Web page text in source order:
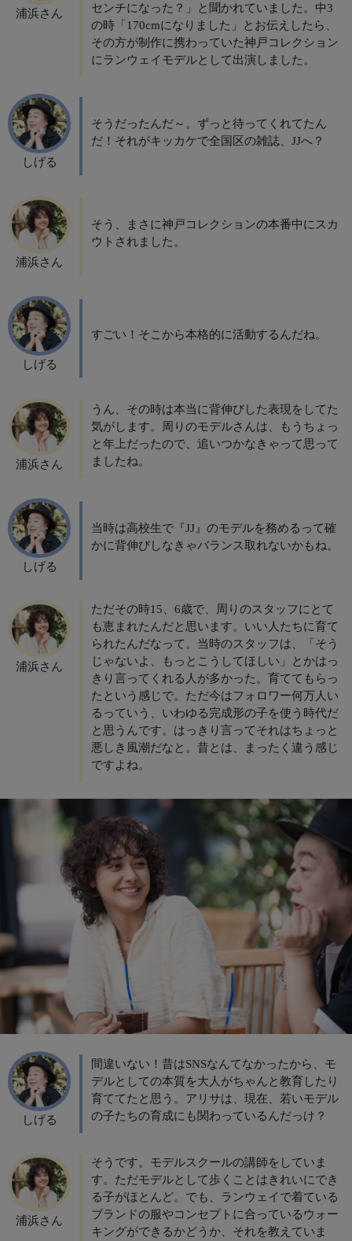
浦浜さん
センチになった？」と聞かれていました。中3
の時「170cmになりました」とお伝えしたら、
その方が制作に携わっていた神戸コレクション
にランウェイモデルとして出演しました。
しげる
そうだったんだ～。ずっと待ってくれてたん
だ！それがキッカケで全国区の雑誌、JJへ？
浦浜さん
そう、まさに神戸コレクションの本番中にスカ
ウトされました。
しげる
すごい！そこから本格的に活動するんだね。
浦浜さん
うん、その時は本当に背伸びした表現をしてた
気がします。周りのモデルさんは、もうちょっ
と年上だったので、追いつかなきゃって思って
ましたね。
しげる
当時は高校生で『JJ』のモデルを務めるって確
かに背伸びしなきゃバランス取れないかもね。
浦浜さん
ただその時15、6歳で、周りのスタッフにとて
も恵まれたんだと思います。いい人たちに育て
られたんだなって。当時のスタッフは、「そう
じゃないよ、もっとこうしてほしい」とかはっ
きり言ってくれる人が多かった。育ててもらっ
たという感じで。ただ今はフォロワー何万人い
るっていう、いわゆる完成形の子を使う時代だ
と思うんです。はっきり言ってそれはちょっと
悪しき風潮だなと。昔とは、まったく違う感じ
ですよね。
しげる
間違いない！昔はSNSなんてなかったから、モ
デルとしての本質を大人がちゃんと教育したり
育ててたと思う。アリサは、現在、若いモデル
の子たちの育成にも関わっているんだっけ？
浦浜さん
そうです。モデルスクールの講師をしていま
す。ただモデルとして歩くことはきれいにでき
る子がほとんど。でも、ランウェイで着ている
ブランドの服やコンセプトに合っているウォー
キングができるかどうか、それを教えていま